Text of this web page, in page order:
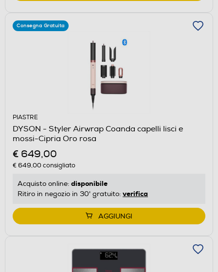
Consegna Gratuita
PIASTRE
DYSON - Styler Airwrap Coanda capelli lisci e
mossi-Cipria Oro rosa
€ 649,00
€ 649,00consigliato
Acquisto online: disponibile
Ritiro in negozio in 30' gratuito: verifica
AGGIUNGI